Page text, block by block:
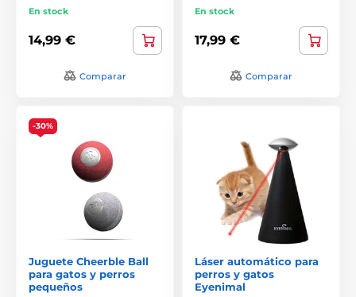
En stock
14,99 €
Comparar
En stock
17,99 €
Comparar
-30%
Juguete Cheerble Ball
para gatos y perros
pequeños
Láser automático para
perros y gatos
Eyenimal